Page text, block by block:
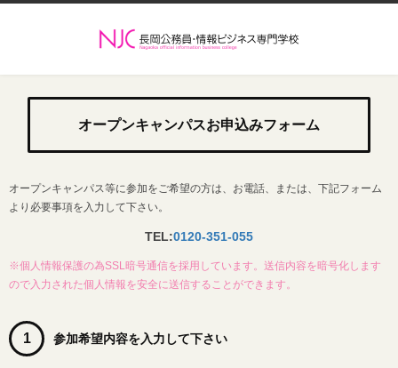
オープンキャンパスお申込みフォーム
オープンキャンパス等に参加をご希望の方は、お電話、または、下記フォーム
より必要事項を入力して下さい。
TEL:0120-351-055
※個人情報保護の為SSL暗号通信を採用しています。送信内容を暗号化します
ので入力された個人情報を安全に送信することができます。
1 参加希望内容を入力して下さい